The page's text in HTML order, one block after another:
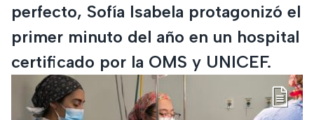
perfecto, Sofía Isabela protagonizó el
primer minuto del año en un hospital
certificado por la OMS y UNICEF.